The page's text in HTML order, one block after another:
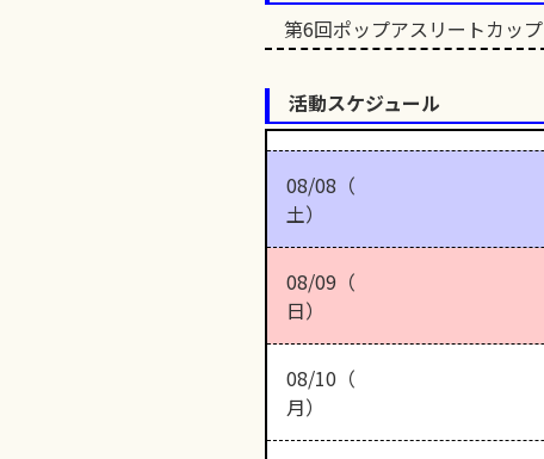
第6回ポップアスリートカップ
活動スケジュール
08/08（
土）
08/09（
日）
08/10（
月）